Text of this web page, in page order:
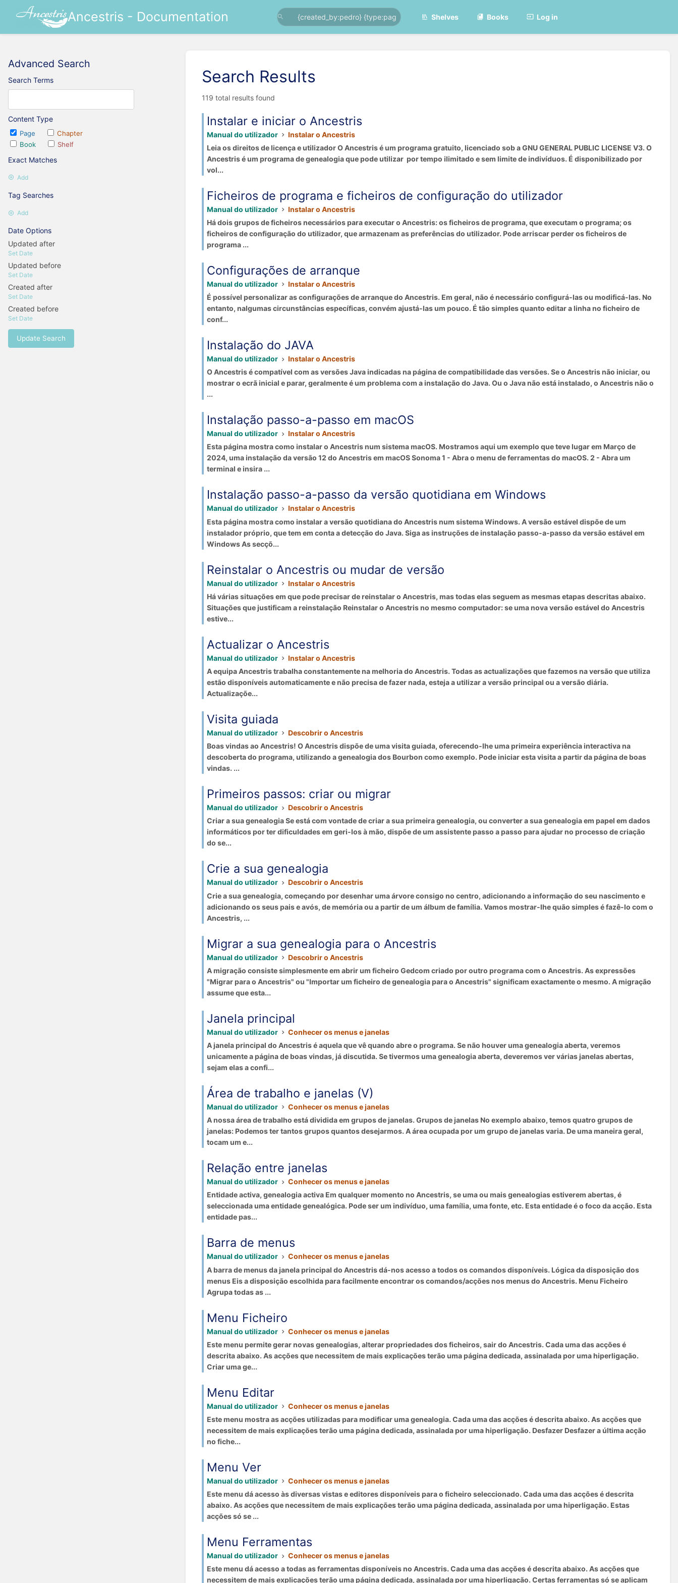
Ancestris - Documentation Shelves Books Log in
Advanced Search
Search Terms
Content Type
Page
Chapter
Book
Shelf
Exact Matches
Add
Tag Searches
Add
Date Options
Updated after
Set Date
Updated before
Set Date
Created after
Set Date
Created before
Set Date
Update Search
Search Results
119 total results found
Instalar e iniciar o Ancestris
Manual do utilizador
Instalar o Ancestris
Leia os direitos de licença e utilizador O Ancestris é um programa gratuito, licenciado sob a GNU GENERAL PUBLIC LICENSE V3. O
Ancestris é um programa de genealogia que pode utilizar por tempo ilimitado e sem limite de indivíduos. É disponibilizado por
vol...
Ficheiros de programa e ficheiros de configuração do utilizador
Manual do utilizador
Instalar o Ancestris
Há dois grupos de ficheiros necessários para executar o Ancestris: os ficheiros de programa, que executam o programa; os
ficheiros de configuração do utilizador, que armazenam as preferências do utilizador. Pode arriscar perder os ficheiros de
programa ...
Configurações de arranque
Manual do utilizador
Instalar o Ancestris
É possível personalizar as configurações de arranque do Ancestris. Em geral, não é necessário configurá-las ou modificá-las. No
entanto, nalgumas circunstâncias específicas, convém ajustá-las um pouco. É tão simples quanto editar a linha no ficheiro de
conf...
Instalação do JAVA
Manual do utilizador
Instalar o Ancestris
O Ancestris é compatível com as versões Java indicadas na página de compatibilidade das versões. Se o Ancestris não iniciar, ou
mostrar o ecrã inicial e parar, geralmente é um problema com a instalação do Java. Ou o Java não está instalado, o Ancestris não o
...
Instalação passo-a-passo em macOS
Manual do utilizador
Instalar o Ancestris
Esta página mostra como instalar o Ancestris num sistema macOS. Mostramos aqui um exemplo que teve lugar em Março de
2024, uma instalação da versão 12 do Ancestris em macOS Sonoma 1 - Abra o menu de ferramentas do macOS. 2 - Abra um
terminal e insira ...
Instalação passo-a-passo da versão quotidiana em Windows
Manual do utilizador
Instalar o Ancestris
Esta página mostra como instalar a versão quotidiana do Ancestris num sistema Windows. A versão estável dispõe de um
instalador próprio, que tem em conta a detecção do Java. Siga as instruções de instalação passo-a-passo da versão estável em
Windows As secçõ...
Reinstalar o Ancestris ou mudar de versão
Manual do utilizador
Instalar o Ancestris
Há várias situações em que pode precisar de reinstalar o Ancestris, mas todas elas seguem as mesmas etapas descritas abaixo.
Situações que justificam a reinstalação Reinstalar o Ancestris no mesmo computador: se uma nova versão estável do Ancestris
estive...
Actualizar o Ancestris
Manual do utilizador
Instalar o Ancestris
A equipa Ancestris trabalha constantemente na melhoria do Ancestris. Todas as actualizações que fazemos na versão que utiliza
estão disponíveis automaticamente e não precisa de fazer nada, esteja a utilizar a versão principal ou a versão diária.
Actualizaçõe...
Visita guiada
Manual do utilizador
Descobrir o Ancestris
Boas vindas ao Ancestris! O Ancestris dispõe de uma visita guiada, oferecendo-lhe uma primeira experiência interactiva na
descoberta do programa, utilizando a genealogia dos Bourbon como exemplo. Pode iniciar esta visita a partir da página de boas
vindas. ...
Primeiros passos: criar ou migrar
Manual do utilizador
Descobrir o Ancestris
Criar a sua genealogia Se está com vontade de criar a sua primeira genealogia, ou converter a sua genealogia em papel em dados
informáticos por ter dificuldades em geri-los à mão, dispõe de um assistente passo a passo para ajudar no processo de criação
do se...
Crie a sua genealogia
Manual do utilizador
Descobrir o Ancestris
Crie a sua genealogia, começando por desenhar uma árvore consigo no centro, adicionando a informação do seu nascimento e
adicionando os seus pais e avós, de memória ou a partir de um álbum de família. Vamos mostrar-lhe quão simples é fazê-lo com o
Ancestris, ...
Migrar a sua genealogia para o Ancestris
Manual do utilizador
Descobrir o Ancestris
A migração consiste simplesmente em abrir um ficheiro Gedcom criado por outro programa com o Ancestris. As expressões
"Migrar para o Ancestris" ou "Importar um ficheiro de genealogia para o Ancestris" significam exactamente o mesmo. A migração
assume que esta...
Janela principal
Manual do utilizador
Conhecer os menus e janelas
A janela principal do Ancestris é aquela que vê quando abre o programa. Se não houver uma genealogia aberta, veremos
unicamente a página de boas vindas, já discutida. Se tivermos uma genealogia aberta, deveremos ver várias janelas abertas,
sejam elas a confi...
Área de trabalho e janelas (V)
Manual do utilizador
Conhecer os menus e janelas
A nossa área de trabalho está dividida em grupos de janelas. Grupos de janelas No exemplo abaixo, temos quatro grupos de
janelas: Podemos ter tantos grupos quantos desejarmos. A área ocupada por um grupo de janelas varia. De uma maneira geral,
tocam um e...
Relação entre janelas
Manual do utilizador
Conhecer os menus e janelas
Entidade activa, genealogia activa Em qualquer momento no Ancestris, se uma ou mais genealogias estiverem abertas, é
seleccionada uma entidade genealógica. Pode ser um indivíduo, uma família, uma fonte, etc. Esta entidade é o foco da acção. Esta
entidade pas...
Barra de menus
Manual do utilizador
Conhecer os menus e janelas
A barra de menus da janela principal do Ancestris dá-nos acesso a todos os comandos disponíveis. Lógica da disposição dos
menus Eis a disposição escolhida para facilmente encontrar os comandos/acções nos menus do Ancestris. Menu Ficheiro
Agrupa todas as ...
Menu Ficheiro
Manual do utilizador
Conhecer os menus e janelas
Este menu permite gerar novas genealogias, alterar propriedades dos ficheiros, sair do Ancestris. Cada uma das acções é
descrita abaixo. As acções que necessitem de mais explicações terão uma página dedicada, assinalada por uma hiperligação.
Criar uma ge...
Menu Editar
Manual do utilizador
Conhecer os menus e janelas
Este menu mostra as acções utilizadas para modificar uma genealogia. Cada uma das acções é descrita abaixo. As acções que
necessitem de mais explicações terão uma página dedicada, assinalada por uma hiperligação. Desfazer Desfazer a última acção
no fiche...
Menu Ver
Manual do utilizador
Conhecer os menus e janelas
Este menu dá acesso às diversas vistas e editores disponíveis para o ficheiro seleccionado. Cada uma das acções é descrita
abaixo. As acções que necessitem de mais explicações terão uma página dedicada, assinalada por uma hiperligação. Estas
acções só se ...
Menu Ferramentas
Manual do utilizador
Conhecer os menus e janelas
Este menu dá acesso a todas as ferramentas disponíveis no Ancestris. Cada uma das acções é descrita abaixo. As acções que
necessitem de mais explicações terão uma página dedicada, assinalada por uma hiperligação. Certas ferramentas só se aplicam